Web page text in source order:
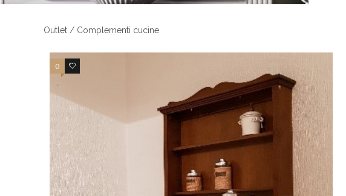
Outlet / Complementi cucine
0 4